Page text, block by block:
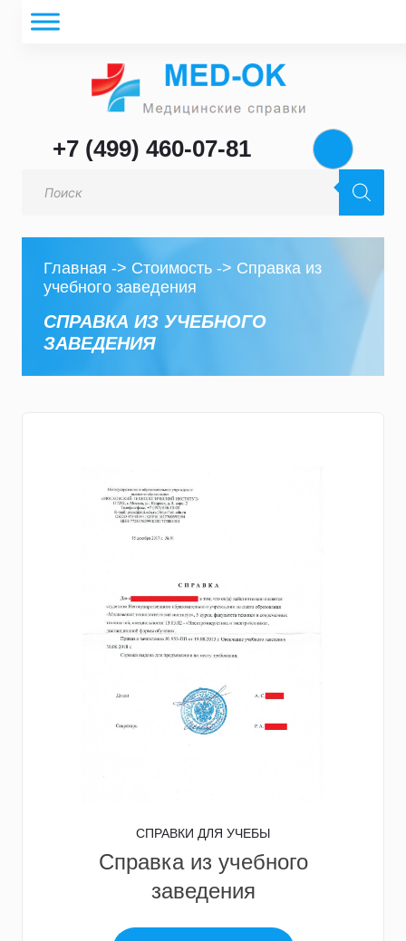
+7 (499) 460-07-81
товаров
Главная -> Стоимость -> Справка из
учебного заведения
СПРАВКА ИЗ УЧЕБНОГО
ЗАВЕДЕНИЯ
СПРАВКИ ДЛЯ УЧЕБЫ
Справка из учебного
заведения